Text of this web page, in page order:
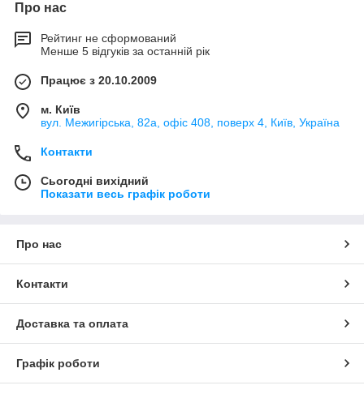
Про нас
Рейтинг не сформований
Менше 5 відгуків за останній рік
Працює з 20.10.2009
м. Київ
вул. Межигірська, 82а, офіс 408, поверх 4, Київ, Україна
Контакти
Сьогодні вихідний
Показати весь графік роботи
Про нас
Контакти
Доставка та оплата
Графік роботи